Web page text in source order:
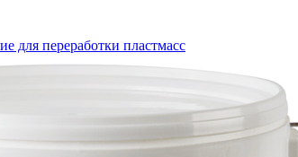
для переработки пластмасс